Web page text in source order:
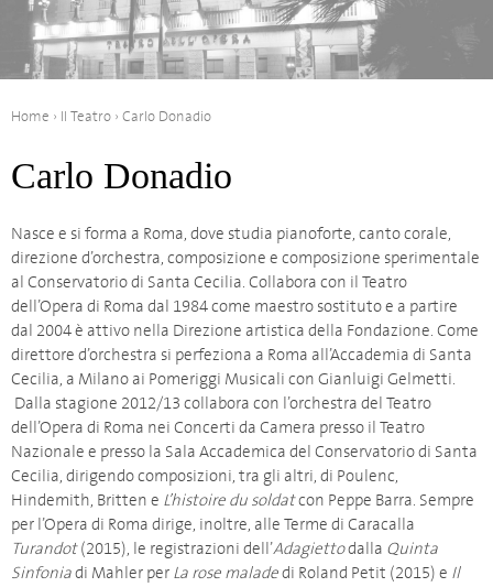
Home › Il Teatro › Carlo Donadio
Carlo Donadio
Nasce e si forma a Roma, dove studia pianoforte, canto corale,
direzione d’orchestra, composizione e composizione sperimentale
al Conservatorio di Santa Cecilia. Collabora con il Teatro
dell’Opera di Roma dal 1984 come maestro sostituto e a partire
dal 2004 è attivo nella Direzione artistica della Fondazione. Come
direttore d’orchestra si perfeziona a Roma all’Accademia di Santa
Cecilia, a Milano ai Pomeriggi Musicali con Gianluigi Gelmetti.
Dalla stagione 2012/13 collabora con l’orchestra del Teatro
dell’Opera di Roma nei Concerti da Camera presso il Teatro
Nazionale e presso la Sala Accademica del Conservatorio di Santa
Cecilia, dirigendo composizioni, tra gli altri, di Poulenc,
Hindemith, Britten e L’histoire du soldatcon Peppe Barra. Sempre
per l’Opera di Roma dirige, inoltre, alle Terme di Caracalla
Turandot(2015), le registrazioni dell’Adagiettodalla Quinta
Sinfoniadi Mahler per La rose maladedi Roland Petit (2015) e Il